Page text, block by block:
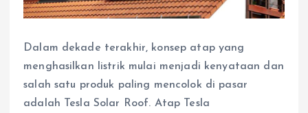
Dalam dekade terakhir, konsep atap yang
menghasilkan listrik mulai menjadi kenyataan dan
salah satu produk paling mencolok di pasar
adalah Tesla Solar Roof. Atap Tesla